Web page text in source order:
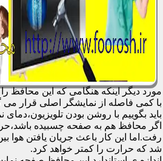
مورد دیگر اینکه هنگامی که این محافظ
با کمی فاصله از نمایشگر اصلی قرار می
باید بگوییم با روشن بودن
اگر محافظ هم به صفحه چسبیده
رفت.اما این کار باعث جریان یافتن هوا
شد که حرارت را کمتر خواهد کرد.